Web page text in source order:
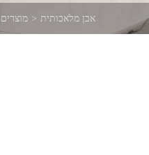
מוצרים > אבן מלאכותית